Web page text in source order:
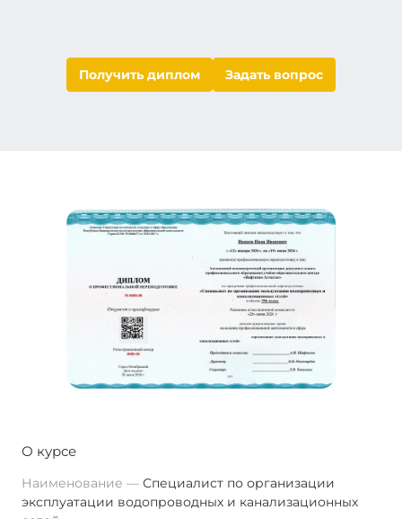
Получить диплом Задать вопрос
О курсе
Наименование
Специалист по организации
эксплуатации водопроводных и канализационных